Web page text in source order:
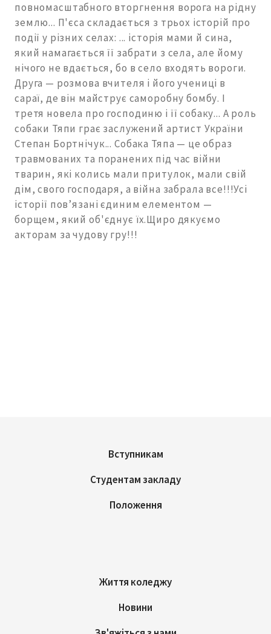
повномасштабного вторгнення ворога на рідну
землю... П'єса складається з трьох історій про
події у різних селах: ... історія мами й сина,
який намагається її забрати з села, але йому
нічого не вдається, бо в село входять вороги.
Друга — розмова вчителя і його учениці в
сараї, де він майструє саморобну бомбу. І
третя новела про господиню і її собаку... А роль
собаки Тяпи грає заслужений артист України
Степан Бортнічук... Собака Тяпа — це образ
травмованих та поранених під час війни
тварин, які колись мали притулок, мали свій
дім, свого господаря, а війна забрала все!!!Усі
історії пов’язані єдиним елементом —
борщем, який об'єднує їх.Щиро дякуємо
акторам за чудову гру!!!
Вступникам
Студентам закладу
Положення
Життя коледжу
Новини